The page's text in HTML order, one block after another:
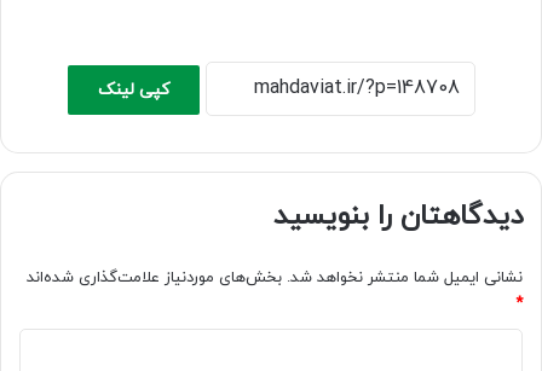
کپی لینک
دیدگاهتان را بنویسید
نشانی ایمیل شما منتشر نخواهد شد. بخش‌های موردنیاز علامت‌گذاری شده‌اند
*